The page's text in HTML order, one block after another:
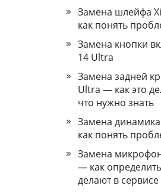
Замена шлейфа
как понять
Замена кнопки
14 Ultra
Замена задней
Ultra — как это
что нужно знать
Замена
как понять
Замена
— как
делают в сервисе